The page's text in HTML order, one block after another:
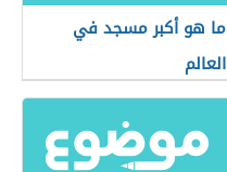
ما هو أكبر مسجد في
العالم